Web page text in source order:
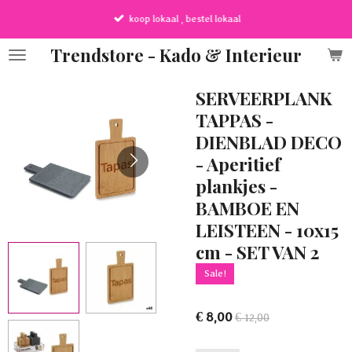
naar
de
Trendstore - Kado & Interieur
koop lokaal , bestel lokaal
SERVEERPLANK
TAPPAS -
DIENBLAD DECO
- Aperitief
plankjes -
BAMBOE EN
LEISTEEN - 10x15
cm - SET VAN 2
Sale!
€ 8,00€ 12,00